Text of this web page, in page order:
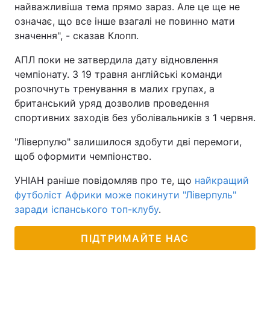
найважливіша тема прямо зараз. Але це ще не
означає, що все інше взагалі не повинно мати
значення", - сказав Клопп.
АПЛ поки не затвердила дату відновлення
чемпіонату. З 19 травня англійські команди
розпочнуть тренування в малих групах, а
британський уряд дозволив проведення
спортивних заходів без уболівальників з 1 червня.
"Ліверпулю" залишилося здобути дві перемоги,
щоб оформити чемпіонство.
УНІАН раніше повідомляв про те, що найкращий
футболіст Африки може покинути "Ліверпуль"
заради іспанського топ-клубу.
ПІДТРИМАЙТЕ НАС